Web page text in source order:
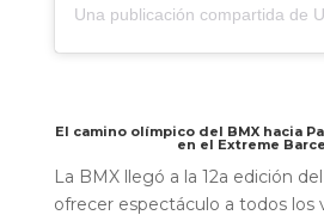
El camino olímpico del BMX hacia
en el Extreme
La BMX llegó a la 12a edición
ofrecer espectáculo a todos los